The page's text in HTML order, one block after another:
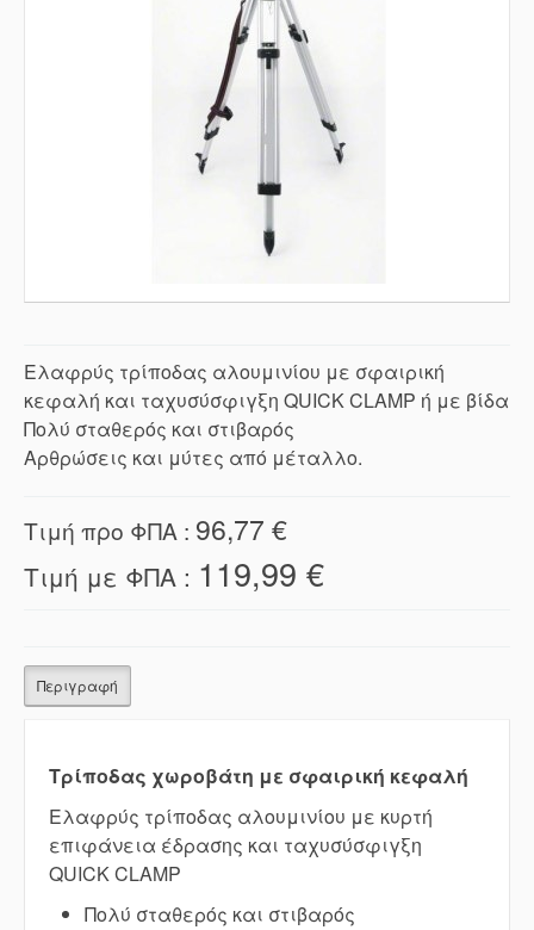
Ελαφρύς τρίποδας αλουμινίου με σφαιρική
κεφαλή και ταχυσύσφιγξη QUICK CLAMP ή με βίδα
Πολύ σταθερός και στιβαρός
Αρθρώσεις και μύτες από μέταλλο.
Τιμή προ ΦΠΑ : 96,77 €
Τιμή με ΦΠΑ : 119,99 €
Περιγραφή
Τρίποδας χωροβάτη με σφαιρική κεφαλή
Ελαφρύς τρίποδας αλουμινίου με κυρτή
επιφάνεια έδρασης και ταχυσύσφιγξη
QUICK CLAMP
Πολύ σταθερός και στιβαρός